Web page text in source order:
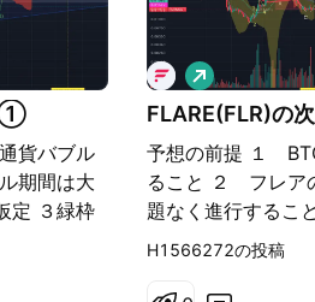
①
貨バブル
期間は大
定 ３緑枠
のインパ
していき
FLARE(FLR)の
予想の前提 １
ること ２ フレア
題なく進行する
から3月までの上
の最高到達点は＄
ロ
ン
グ
H1566272の投稿